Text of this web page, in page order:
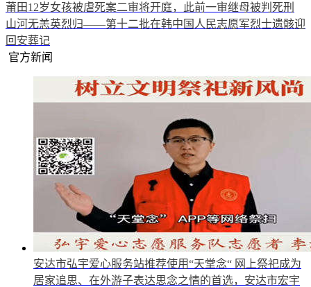
莆田12岁女孩被虐死案二审将开庭，此前一审继母被判死刑
山河无恙英烈归——第十二批在韩中国人民志愿军烈士遗骸迎
回安葬记
官方新闻
安达市弘宇爱心服务站推荐使用“天堂念“ 网上祭祀成为
居家追思、在外游子表达思念之情的首选，安达市宏宇